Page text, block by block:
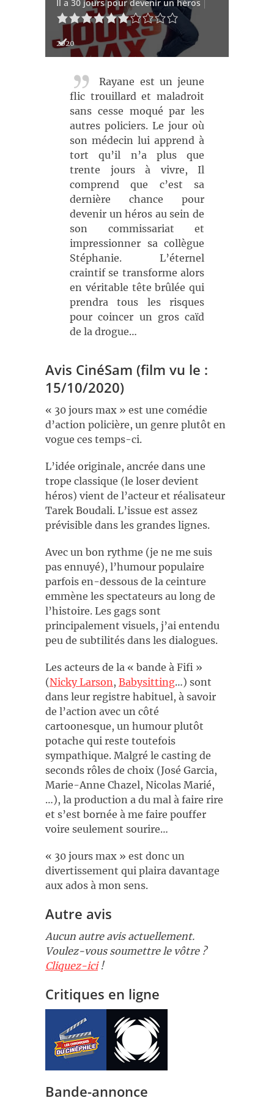
Il a 30 jours pour devenir un héros
2020
Rayane est un jeune
flic trouillard et maladroit
sans cesse moqué par les
autres policiers. Le jour où
son médecin lui apprend à
tort qu’il n’a plus que
trente jours à vivre, Il
comprend que c’est sa
dernière chance pour
devenir un héros au sein de
son commissariat et
impressionner sa collègue
Stéphanie. L’éternel
craintif se transforme alors
en véritable tête brûlée qui
prendra tous les risques
pour coincer un gros caïd
de la drogue…
Avis CinéSam (film vu le :
15/10/2020)
« 30 jours max » est une comédie
d’action policière, un genre plutôt en
vogue ces temps-ci.
L’idée originale, ancrée dans une
trope classique (le loser devient
héros) vient de l’acteur et réalisateur
Tarek Boudali. L’issue est assez
prévisible dans les grandes lignes.
Avec un bon rythme (je ne me suis
pas ennuyé), l’humour populaire
parfois en-dessous de la ceinture
emmène les spectateurs au long de
l’histoire. Les gags sont
principalement visuels, j’ai entendu
peu de subtilités dans les dialogues.
Les acteurs de la « bande à Fifi »
(Nicky Larson, Babysitting…) sont
dans leur registre habituel, à savoir
de l’action avec un côté
cartoonesque, un humour plutôt
potache qui reste toutefois
sympathique. Malgré le casting de
seconds rôles de choix (José Garcia,
Marie-Anne Chazel, Nicolas Marié,
…), la production a du mal à faire rire
et s’est bornée à me faire pouffer
voire seulement sourire…
« 30 jours max » est donc un
divertissement qui plaira davantage
aux ados à mon sens.
Autre avis
Aucun autre avis actuellement.
Voulez-vous soumettre le vôtre ?
Cliquez-ici!
Critiques en ligne
Bande-annonce